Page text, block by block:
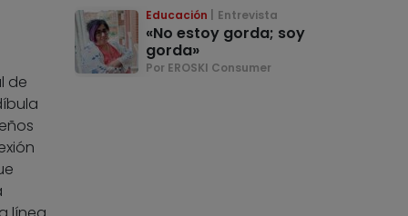
de
Educación Entrevista
«No estoy gorda; soy
gorda»
Por EROSKI Consumer